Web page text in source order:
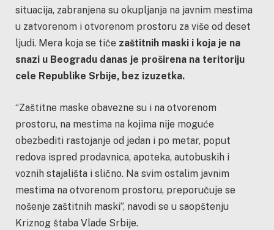
situacija, zabranjena su okupljanja na javnim mestima
u zatvorenom i otvorenom prostoru za više od deset
ljudi. Mera koja se tiče zaštitnih maski i koja je na
snazi u Beogradu danas je proširena na teritoriju
cele Republike Srbije, bez izuzetka.
“Zaštitne maske obavezne su i na otvorenom
prostoru, na mestima na kojima nije moguće
obezbediti rastojanje od jedan i po metar, poput
redova ispred prodavnica, apoteka, autobuskih i
voznih stajališta i slično. Na svim ostalim javnim
mestima na otvorenom prostoru, preporučuje se
nošenje zaštitnih maski”, navodi se u saopštenju
Kriznog štaba Vlade Srbije.